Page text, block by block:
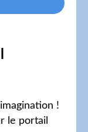
!
le portail